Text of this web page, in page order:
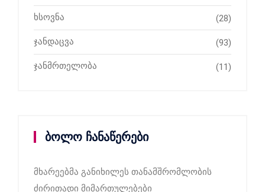
ხსოვნა (28)
ჯანდაცვა (93)
ჯანმრთელობა (11)
ბოლო ჩანაწერები
მხარეებმა განიხილეს თანამშრომლობის
ძირითადი მიმართულებები